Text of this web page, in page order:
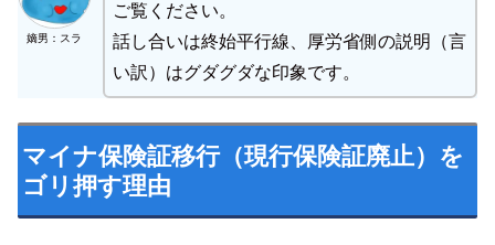
嫡男：スラ
ご覧ください。
話し合いは終始平行線、厚労省側の説明（言
い訳）はグダグダな印象です。
マイナ保険証移行（現行保険証廃止）を
ゴリ押す理由